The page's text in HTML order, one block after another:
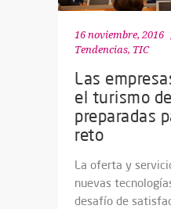
16 noviembre, 2016
Tendencias, TIC
Las
el turismo
preparadas
reto
La oferta y
nuevas
desafío de